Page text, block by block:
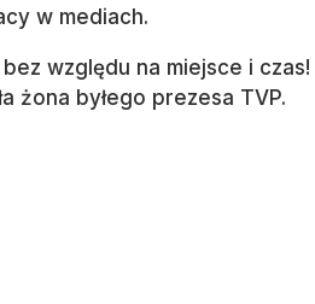
w mediach.
względu na miejsce i czas!
żona byłego prezesa TVP.